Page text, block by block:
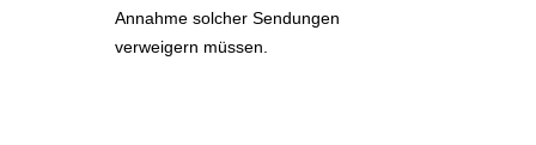
Annahme solcher Sendungen
verweigern müssen.